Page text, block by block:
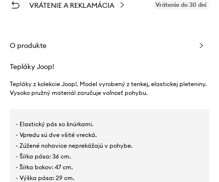
VRÁTENIE A REKLAMÁCIA Vrátenie do 30 dní
O produkte
Tepláky Joop!
Tepláky z kolekcie Joop!. Model vyrobený z tenkej, elastickej pleteniny.
Vysoko pružný materiál zaručuje voľnosť pohybu.
- Elastický pás so šnúrkami.
- Vpredu sú dve všité vrecká.
- Zúžené nohavice neprekážajú v pohybe.
- Šírka pása: 36 cm.
- Šírka bokov: 47 cm.
- Výška pása: 29 cm.